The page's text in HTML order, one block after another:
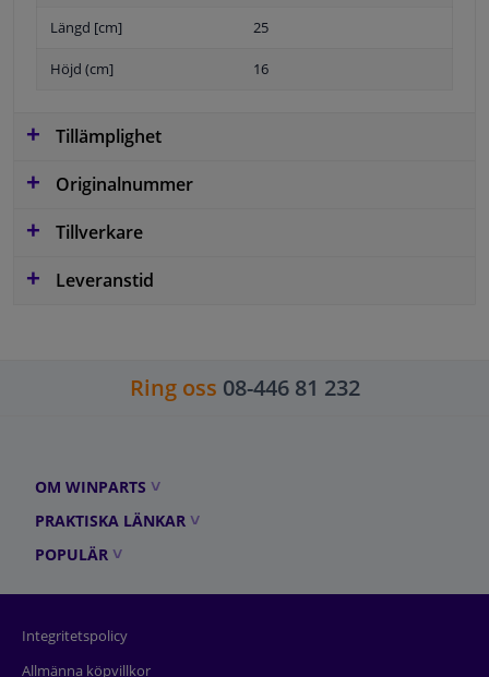
Längd [cm] 25
Höjd (cm] 16
Tillämplighet
Originalnummer
Tillverkare
Leveranstid
Ring oss 08-446 81 232
OM WINPARTS
PRAKTISKA LÄNKAR
POPULÄR
Integritetspolicy
Allmänna köpvillkor